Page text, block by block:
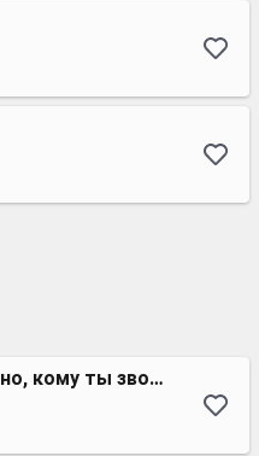
Когда тебе грустно, кому ты звонишь?